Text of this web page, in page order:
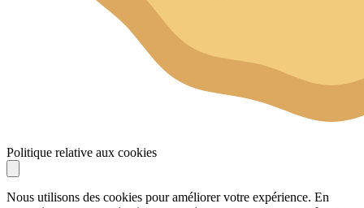
Politique relative aux cookies
Nous utilisons des cookies pour améliorer votre expérience. En